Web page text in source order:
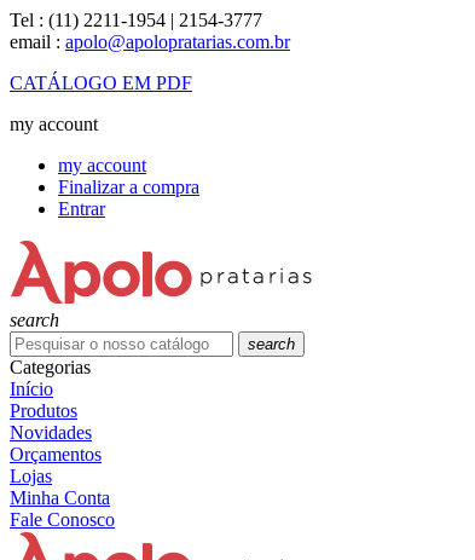
Tel : (11) 2211-1954 | 2154-3777
email : apolo@apolopratarias.com.br
CATÁLOGO EM PDF
my account
my account
Finalizar a compra
Entrar
search
search
Categorias
Início
Produtos
Novidades
Orçamentos
Lojas
Minha Conta
Fale Conosco